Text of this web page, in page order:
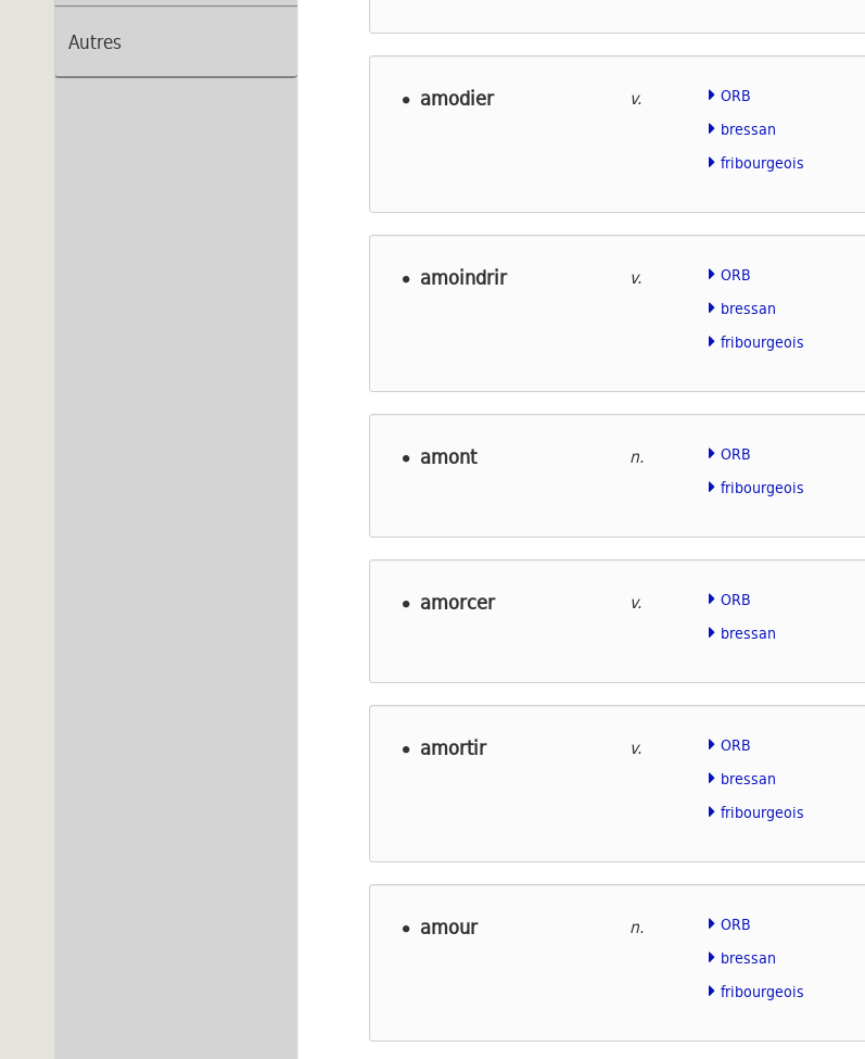
Autres
amodier v.
ORB
bressan
fribourgeois
amoindrir v.
ORB
bressan
fribourgeois
amont n.
ORB
fribourgeois
amorcer v.
ORB
bressan
amortir v.
ORB
bressan
fribourgeois
amour n.
ORB
bressan
fribourgeois